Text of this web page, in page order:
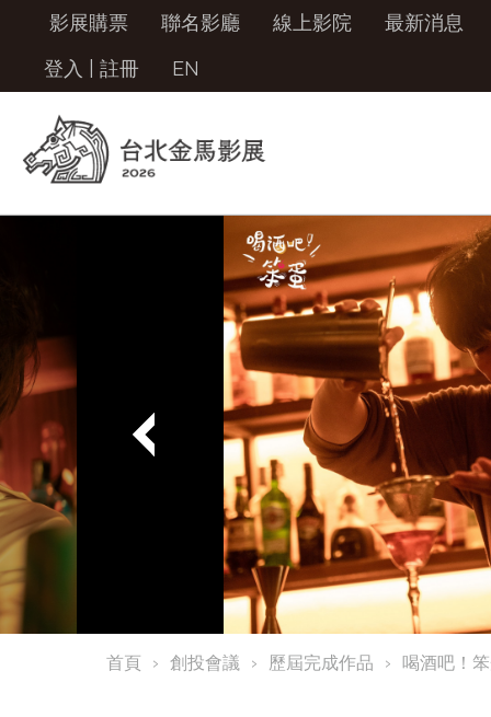
影展購票 聯名影廳 線上影院
最新消息
登入
註冊 EN
首頁 創投會議 歷屆完成作品 喝酒吧！